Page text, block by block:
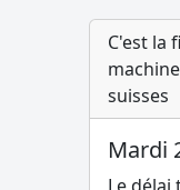
C'est la
suisses
Mardi